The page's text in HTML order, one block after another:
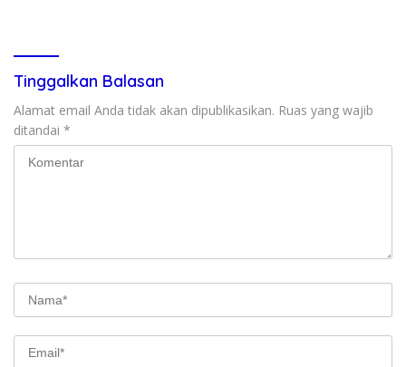
Tinggalkan Balasan
Alamat email Anda tidak akan dipublikasikan. Ruas yang wajib
ditandai *